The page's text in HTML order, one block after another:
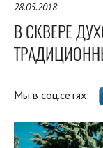
28.05.2018
В СКВЕРЕ
Мы в соц.сетях: